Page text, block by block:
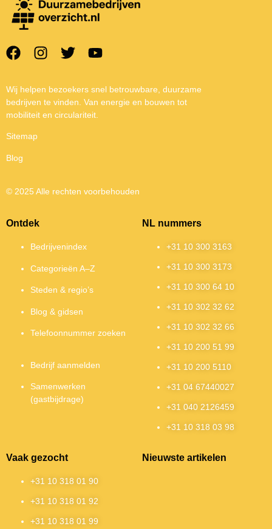
Wij helpen bezoekers snel betrouwbare, duurzame
bedrijven te vinden. Van energie en bouwen tot
mobiliteit en circulariteit.
Sitemap
Blog
© 2025 Alle rechten voorbehouden
Ontdek
Bedrijvenindex
Categorieën A–Z
Steden & regio’s
Blog & gidsen
Telefoonnummer zoeken
Bedrijf aanmelden
Samenwerken
(gastbijdrage)
NL nummers
+31 10 300 3163
+31 10 300 3173
+31 10 300 64 10
+31 10 302 32 62
+31 10 302 32 66
+31 10 200 51 99
+31 10 200 5110
+31 04 67440027
+31 040 2126459
+31 10 318 03 98
Vaak gezocht
+31 10 318 01 90
+31 10 318 01 92
+31 10 318 01 99
Nieuwste artikelen